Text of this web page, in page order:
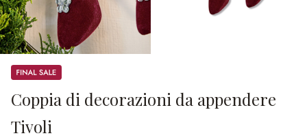
Sale
Coppia di decorazioni da appendere
Tivoli